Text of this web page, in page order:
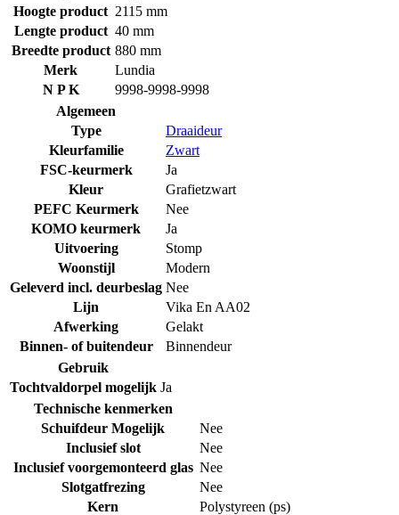
Hoogte product 2115 mm
Lengte product 40 mm
Breedte product 880 mm
Merk
Lundia
N P K
9998-9998-9998
Algemeen
Type
Draaideur
Kleurfamilie
Zwart
FSC-keurmerk
Ja
Kleur
Grafietzwart
PEFC Keurmerk
Nee
KOMO keurmerk
Ja
Uitvoering
Stomp
Woonstijl
Modern
Geleverd incl. deurbeslag Nee
Lijn
Vika En AA02
Afwerking
Gelakt
Binnen- of buitendeur
Binnendeur
Gebruik
Tochtvaldorpel mogelijk Ja
Technische kenmerken
Schuifdeur Mogelijk
Nee
Inclusief slot
Nee
Inclusief voorgemonteerd glas Nee
Slotgatfrezing
Nee
Kern
Polystyreen (ps)